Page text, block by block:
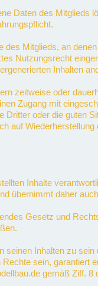
Daten des
des Mitglieds, an
Nutzungsrecht
Inhalten
zeitweise oder
Zugang mit
oder die guten
auf
Inhalte
übernimmt daher
Gesetz und
seinen Inhalten zu
sein,
gemäß Ziff.